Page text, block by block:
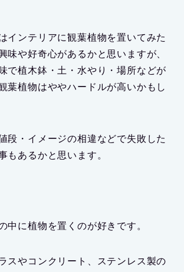
インテリアに観葉植物を置いてみた
味や好奇心があるかと思いますが、
で植木鉢・土・水やり・場所などが
葉植物はややハードルが高いかもし
段・イメージの相違などで失敗した
もあるかと思います。
中に植物を置くのが好きです。
スやコンクリート、ステンレス製の